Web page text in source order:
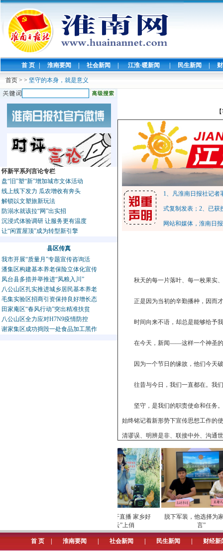
首 页 | 淮南要闻 | 社会新闻 | 江淮·暖新闻 | 民生新闻 |
首页 > > 坚守的本身，就是意义
怀新平系列言论专栏
盘“旧”塑“新”增加城市文体活动
线上线下发力 瓜农增收有奔头
解锁以文塑旅新玩法
防溺水就该拉“网”出实招
沉浸式体验调研 让服务更有温度
让“闲置屋顶”成为转型新引擎
县区传真
我市开展“质量月”专题宣传咨询活
潘集区构建基本养老保险立体化宣传
凤台县多措并举推进“凤粮入川”
八公山区扎实推进城乡居民基本养老
毛集实验区招商引资保持良好增长态
田家庵区“春风行动”突出精准扶贫
八公山区全力应对H7N9疫情防控
谢家集区成功捣毁一处食品加工黑作
1、凡淮南日报社记
式复制发表；2、已获
网站和媒体，淮南日
秋天的每一片落叶、每一枚果实
正是因为当初的辛勤播种，因而
时间向来不语，却总是能够给予
在今天，新闻——这样一个神圣
因为一个节日的缘故，他们今天
往昔与今日，我们一直都在。我
坚守，是我们的职责使命和任务
始终铭记着新形势下宣传思想工作的
清谬误、明辨是非、联接中外、沟通
我们的站位，就是要更加清楚我们的
我们的坚守，传递着光亮的火种
坚如磐石，书写着属于新闻工作者的
火接续，生生不息。
我们的坚守，聚合着奋进的力量
激荡，机遇和挑战并存。全市新闻战
奋进、加快发展的浓厚氛围，激发奋
劳模下田开直播 家乡好
物“云”上俏
脱下军装，他选择为家
言”
首 页 淮南要闻 社会新闻 民生新闻 财经新